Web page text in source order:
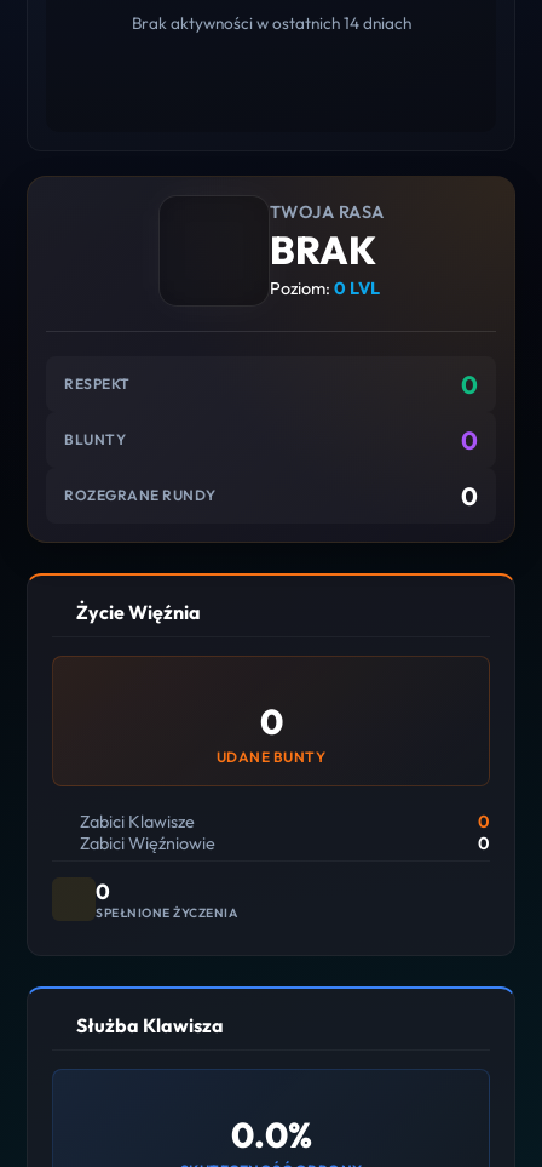
Brak aktywności w ostatnich 14 dniach
TWOJA RASA
BRAK
Poziom: 0 LVL
RESPEKT 0
BLUNTY 0
ROZEGRANE RUNDY 0
Życie Więźnia
0
UDANE BUNTY
Zabici Klawisze
0
Zabici Więźniowie
0
0
SPEŁNIONE ŻYCZENIA
Służba Klawisza
0.0%